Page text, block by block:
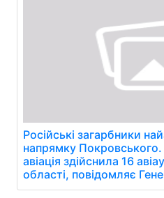
Російські загарбники
напрямку Покровського.
авіація здійснила 16
області, повідомляє